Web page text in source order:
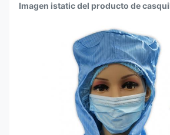
Imagen istatic del producto de